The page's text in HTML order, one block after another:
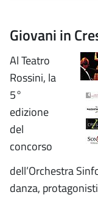
Giovani in
Al Teatro
Rossini, la
5°
edizione
del
concorso
dell’Orchestra
danza,